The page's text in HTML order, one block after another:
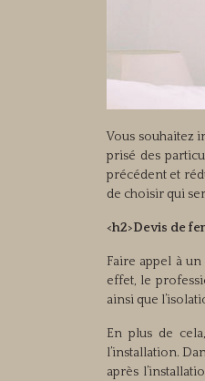
Vous souhaitez
prisé des
précédent et
de choisir qui
<h2>Devis de
Faire appel à
effet, le
ainsi que
En plus de
l’installation.
après